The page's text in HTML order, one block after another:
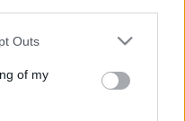
one or more Google
You may click to
its third-party tags to
in below Google
Outs
of my